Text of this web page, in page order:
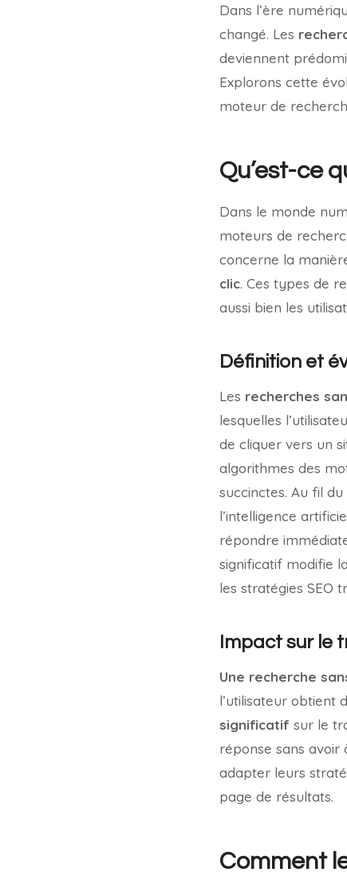
Dans l’ère
changé. Les
deviennent
Explorons cette
moteur de
Qu’est-ce
Dans le monde
moteurs de
concerne la
clic. Ces types de
aussi bien les
Définition et
Les recherches
lesquelles
de cliquer vers un
algorithmes des
succinctes. Au fil
l’intelligence
répondre
significatif modifie
les stratégies SEO
Impact sur le
Une recherche
l’utilisateur obtient
significatif sur le
réponse sans avoir
adapter leurs
page de résultats.
Comment